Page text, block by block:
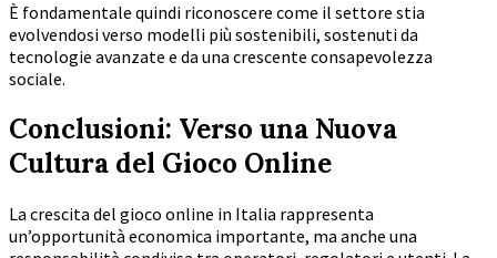
È fondamentale quindi riconoscere come il settore stia
evolvendosi verso modelli più sostenibili, sostenuti da
tecnologie avanzate e da una crescente consapevolezza
sociale.
Conclusioni: Verso una Nuova
Cultura del Gioco Online
La crescita del gioco online in Italia rappresenta
un’opportunità economica importante, ma anche una